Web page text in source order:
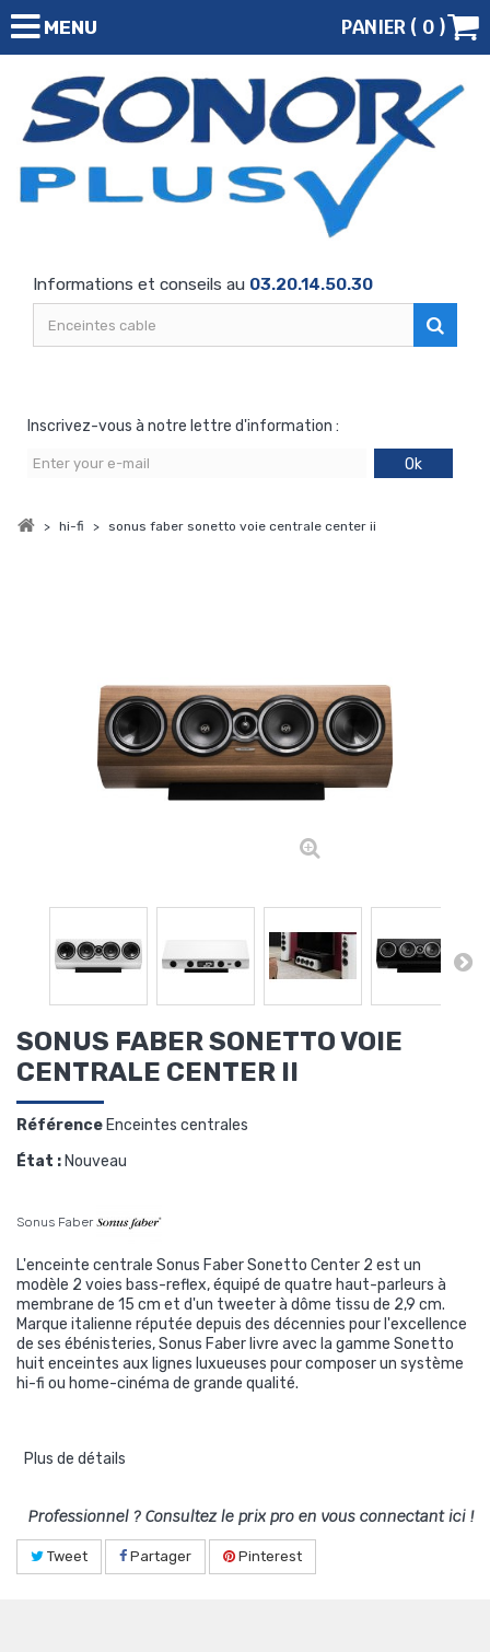
MENU PANIER ( 0 )
Informations et conseils au 03.20.14.50.30
Inscrivez-vous à notre lettre d'information :
Ok
> hi-fi > sonus faber sonetto voie centrale center ii
SONUS FABER SONETTO VOIE
CENTRALE CENTER II
RéférenceEnceintes centrales
État :Nouveau
Sonus Faber
L'enceinte centrale Sonus Faber Sonetto Center 2 est un
modèle 2 voies bass-reflex, équipé de quatre haut-parleurs à
membrane de 15 cm et d'un tweeter à dôme tissu de 2,9 cm.
Marque italienne réputée depuis des décennies pour l'excellence
de ses ébénisteries, Sonus Faber livre avec la gamme Sonetto
huit enceintes aux lignes luxueuses pour composer un système
hi-fi ou home-cinéma de grande qualité.
Plus de détails
Professionnel ? Consultez le prix pro en vous connectant ici !
Tweet Partager Pinterest